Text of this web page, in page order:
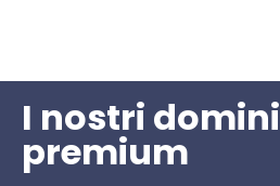
I nostri domini
premium